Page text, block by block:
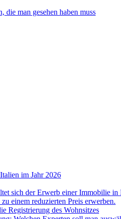
die man gesehen haben muss
im Jahr 2026
sich der Erwerb einer Immobilie in
einem reduzierten Preis erwerben.
Registrierung des Wohnsitzes